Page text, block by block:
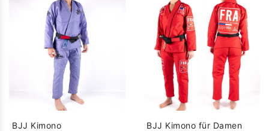
BJJ Kimono
BJJ Kimono für Damen